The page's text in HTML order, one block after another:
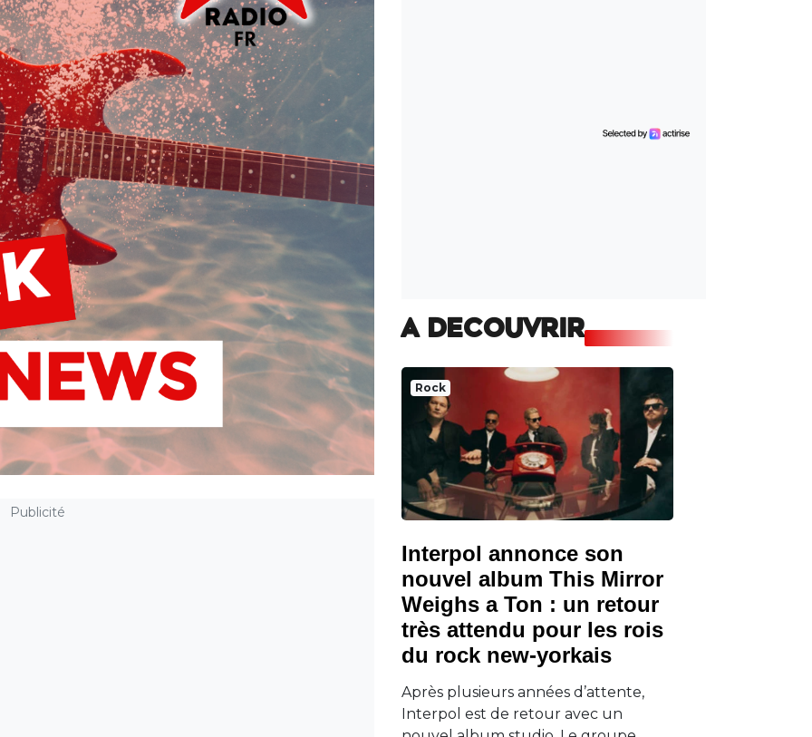
Publicité
A DECOUVRIR
Rock
Interpol annonce son
nouvel album This Mirror
Weighs a Ton : un retour
très attendu pour les rois
du rock new-yorkais
Après plusieurs années d’attente,
Interpol est de retour avec un